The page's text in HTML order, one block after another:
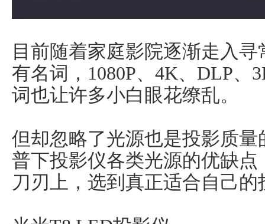
目前随着家庭影院逐渐走入
有名词，1080P、4K、DLP、
词也让许多小白眼花缭乱。
但却忽略了光源也是投影质
普下投影仪各类光源的优缺
刀刃上，选到真正适合自己的